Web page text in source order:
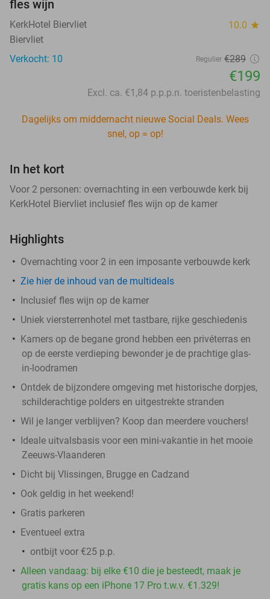
fles wijn
KerkHotel Biervliet 10.0 star
Biervliet
Verkocht: 10
Regulier €289
€199
Excl. ca. €1,84 p.p.p.n. toeristenbelasting
Dagelijks om middernacht nieuwe Social Deals. Wees
snel, op = op!
In het kort
Voor 2 personen: overnachting in een verbouwde kerk bij
KerkHotel Biervliet inclusief fles wijn op de kamer
Highlights
Overnachting voor 2 in een imposante verbouwde kerk
Zie hier de inhoud van de multideals
Inclusief fles wijn op de kamer
Uniek viersterrenhotel met tastbare, rijke geschiedenis
Kamers op de begane grond hebben een privéterras en
op de eerste verdieping bewonder je de prachtige glas-
in-loodramen
Ontdek de bijzondere omgeving met historische dorpjes,
schilderachtige polders en uitgestrekte stranden
Wil je langer verblijven? Koop dan meerdere vouchers!
Ideale uitvalsbasis voor een mini-vakantie in het mooie
Zeeuws-Vlaanderen
Dicht bij Vlissingen, Brugge en Cadzand
Ook geldig in het weekend!
Gratis parkeren
Eventueel extra
ontbijt voor €25 p.p.
Alleen vandaag: bij elke €10 die je besteedt, maak je
gratis kans op een iPhone 17 Pro t.w.v. €1.329!